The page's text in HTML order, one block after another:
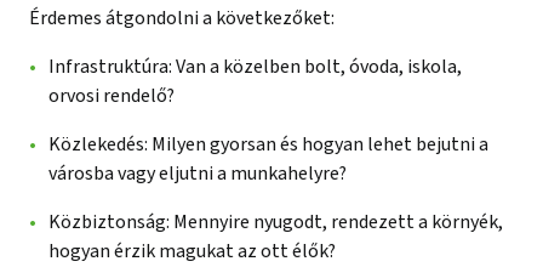
Érdemes átgondolni a következőket:
Infrastruktúra: Van a közelben bolt, óvoda, iskola,
orvosi rendelő?
Közlekedés: Milyen gyorsan és hogyan lehet bejutni a
városba vagy eljutni a munkahelyre?
Közbiztonság: Mennyire nyugodt, rendezett a környék,
hogyan érzik magukat az ott élők?